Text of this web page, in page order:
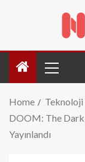
Home
Teknoloji
DOOM: The Dark
Yayınlandı